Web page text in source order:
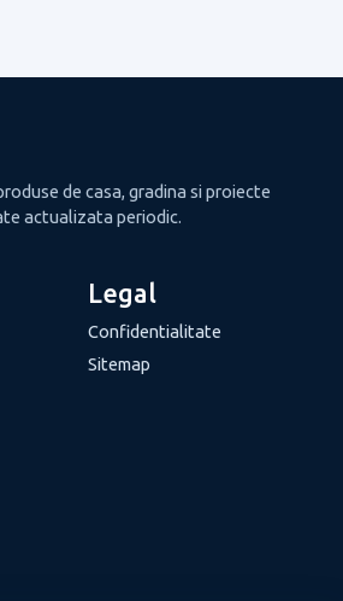
de casa, gradina si proiecte
actualizata periodic.
Legal
Confidentialitate
Sitemap